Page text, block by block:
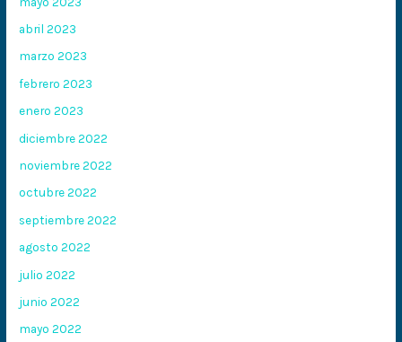
abril 2023
marzo 2023
febrero 2023
enero 2023
diciembre 2022
noviembre 2022
octubre 2022
septiembre 2022
agosto 2022
julio 2022
junio 2022
mayo 2022